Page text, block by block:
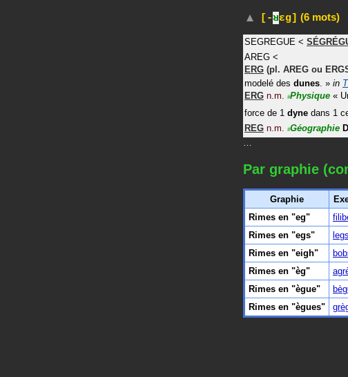
[-ʁɛg] (6 mots)
SEGREGUE <
AREG <
ERG (pl. AREG ou
modelé des dunes » in
ERG n.m. #Physique «
force de 1 dyne dans 1
REG n.m. #Géographie
…
Par graphie
Graphie
Rimes en "eg"
Rimes en "egs"
legs
Rimes en "eigh"
Rimes en "èg"
Rimes en "ègue"
Rimes en "ègues"